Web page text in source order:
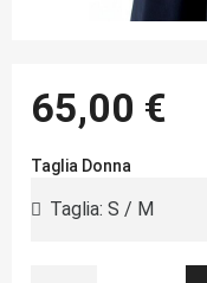
65,00 €
Taglia Donna